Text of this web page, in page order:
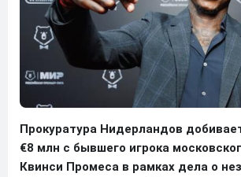
Прокуратура Нидерландов
€8 млн с бывшего игрока
Квинси Промеса в рамках дела о